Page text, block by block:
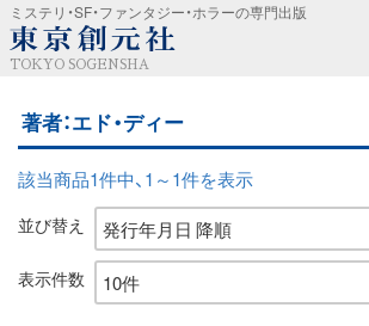
ミステリ・SF・ファンタジー・ホラーの専門出版
TOKYO SOGENSHA
著者：エド・ディー
該当商品1件中、1～1件を表示
並び替え
表示件数